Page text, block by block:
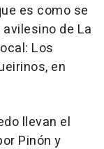
es como se
de La
Los
en
llevan el
Pinón y